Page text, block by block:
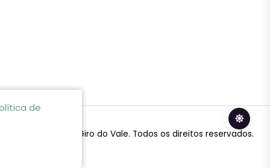
© 2024 Giro do Vale. Todos os direitos reservados.
de